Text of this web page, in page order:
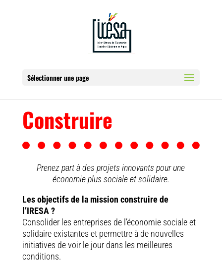
Sélectionner une page
Construire
Prenez part à des projets innovants pour une
économie plus sociale et solidaire.
Les objectifs de la mission construire de
l’IRESA ?
Consolider les entreprises de l’économie sociale et
solidaire existantes et permettre à de nouvelles
initiatives de voir le jour dans les meilleures
conditions.